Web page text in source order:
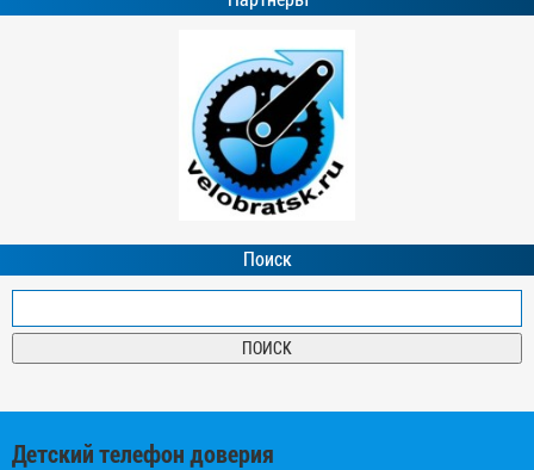
Поиск
Детский телефон доверия